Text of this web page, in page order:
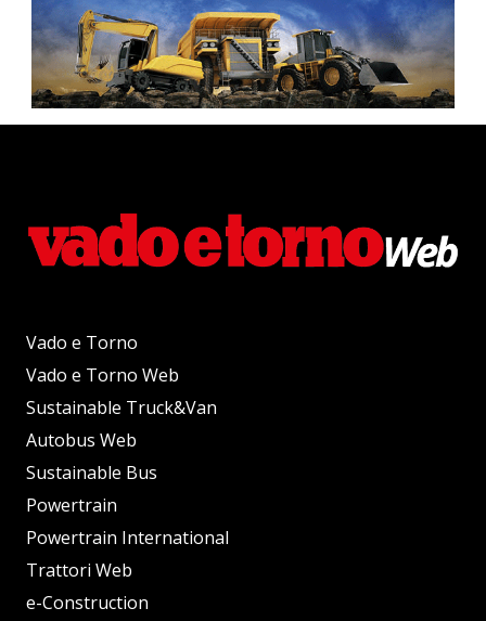
Vado e Torno
Vado e Torno Web
Sustainable Truck&Van
Autobus Web
Sustainable Bus
Powertrain
Powertrain International
Trattori Web
e-Construction